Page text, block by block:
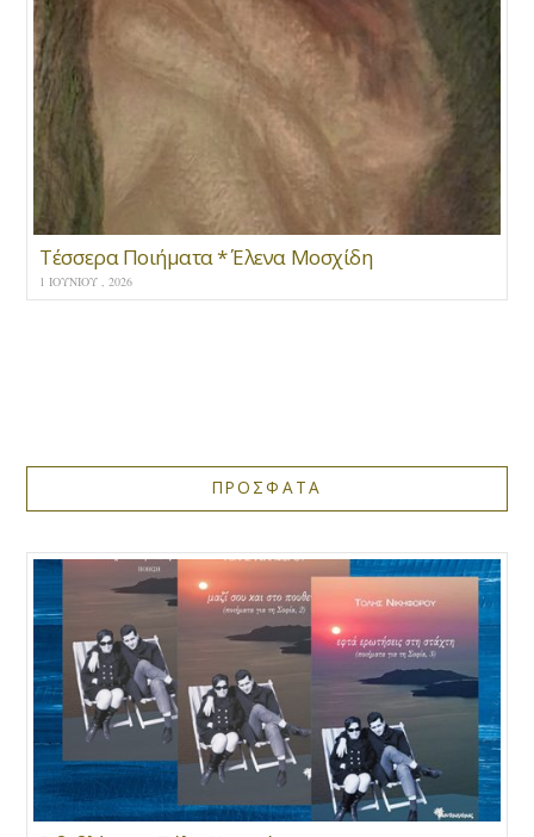
Τέσσερα Ποιήματα * Έλενα Μοσχίδη
1 ΙΟΥΝΊΟΥ , 2026
ΠΡΟΣΦΑΤΑ